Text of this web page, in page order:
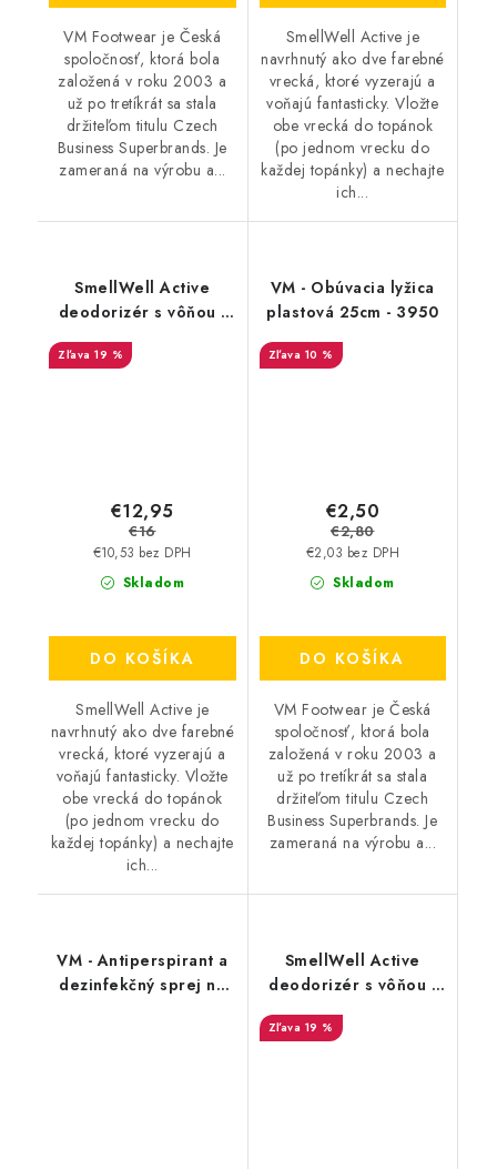
VM Footwear je Česká
spoločnosť, ktorá bola
založená v roku 2003 a
už po tretíkrát sa stala
držiteľom titulu Czech
Business Superbrands. Je
zameraná na výrobu a...
SmellWell Active je
navrhnutý ako dve farebné
vrecká, ktoré vyzerajú a
voňajú fantasticky. Vložte
obe vrecká do topánok
(po jednom vrecku do
každej topánky) a nechajte
ich...
SmellWell Active
deodorizér s vôňou -
Leopard Blue
19 %
Skladom
€10,53 bez DPH
€12,95
€16
DO KOŠÍKA
SmellWell Active je
navrhnutý ako dve farebné
vrecká, ktoré vyzerajú a
voňajú fantasticky. Vložte
obe vrecká do topánok
(po jednom vrecku do
každej topánky) a nechajte
ich...
VM - Obúvacia lyžica
plastová 25cm - 3950
10 %
Skladom
€2,03 bez DPH
€2,50
€2,80
DO KOŠÍKA
VM Footwear je Česká
spoločnosť, ktorá bola
založená v roku 2003 a
už po tretíkrát sa stala
držiteľom titulu Czech
Business Superbrands. Je
zameraná na výrobu a...
VM - Antiperspirant a
dezinfekčný sprej na
SmellWell Active
deodorizér s vôňou -
Pink Zebra
19 %